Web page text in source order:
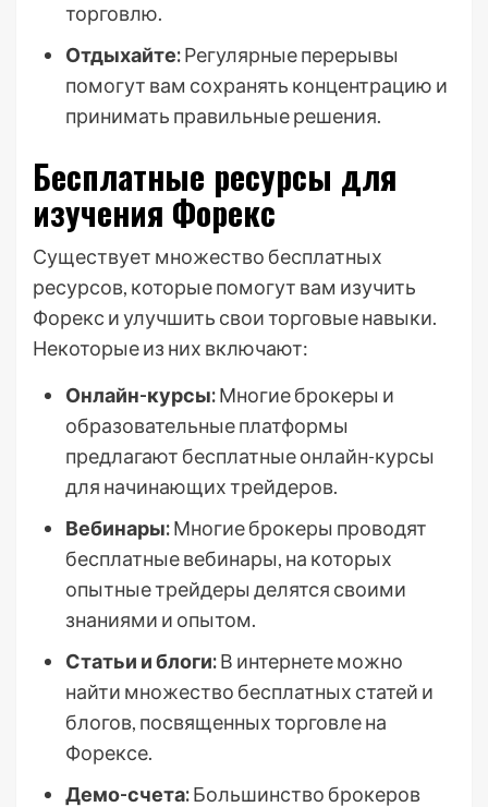
торговлю.
Отдыхайте:Регулярные перерывы
помогут вам сохранять концентрацию и
принимать правильные решения.
Бесплатные ресурсы для
изучения Форекс
Существует множество бесплатных
ресурсов, которые помогут вам изучить
Форекс и улучшить свои торговые навыки.
Некоторые из них включают:
Онлайн-курсы:Многие брокеры и
образовательные платформы
предлагают бесплатные онлайн-курсы
для начинающих трейдеров.
Вебинары:Многие брокеры проводят
бесплатные вебинары, на которых
опытные трейдеры делятся своими
знаниями и опытом.
Статьи и блоги:В интернете можно
найти множество бесплатных статей и
блогов, посвященных торговле на
Форексе.
Демо-счета:Большинство брокеров